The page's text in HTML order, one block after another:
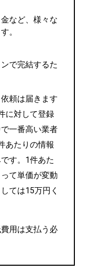
など、様々な
。
で完結するた
頼は届きます
に対して登録
一番高い業者
あたりの情報
す。1件あた
て単価が変動
ては15万円く
用は支払う必